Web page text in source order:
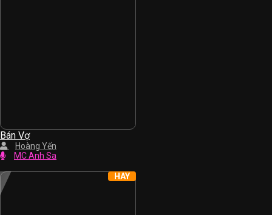
Bán Vợ
Hoàng Yến
MC Anh Sa
HAY